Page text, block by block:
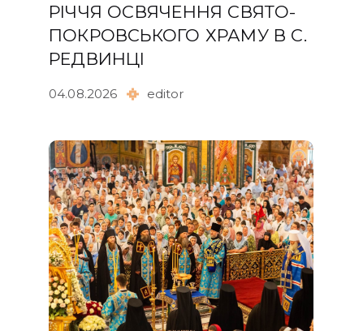
РІЧЧЯ ОСВЯЧЕННЯ СВЯТО-
ПОКРОВСЬКОГО ХРАМУ В С.
РЕДВИНЦІ
04.08.2026 editor